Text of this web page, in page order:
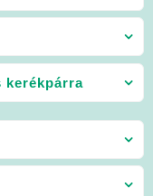
kerékpárra